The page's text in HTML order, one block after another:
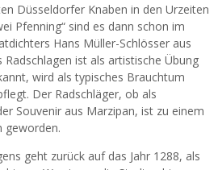
Düsseldorfer Knaben in den Urzeiten
Pfenning“ sind es dann schon im
Hans Müller-Schlösser aus
Radschlagen ist als artistische Übung
wird als typisches Brauchtum
Der Radschläger, ob als
Souvenir aus Marzipan, ist zu einem
geworden.
geht zurück auf das Jahr 1288, als